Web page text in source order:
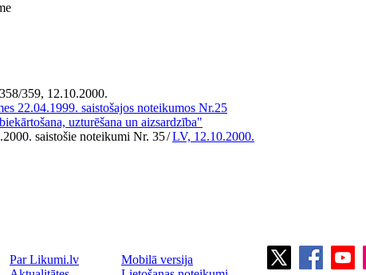
359, 12.10.2000.
22.04.1999. saistošajos noteikumos Nr.25
uzturēšana un aizsardzība"
saistošie noteikumi Nr. 35/LV, 12.10.2000.
Par Likumi.lv
Mobilā versija